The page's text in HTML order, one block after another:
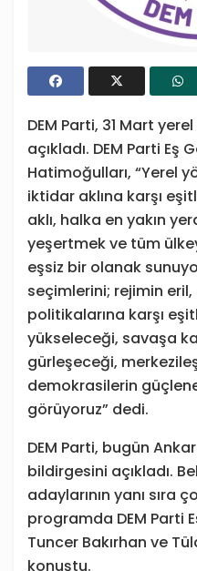
DEM Parti, 31 Mart
açıkladı. DEM Parti Eş
Hatimoğulları, “Yerel
iktidar aklına karşı
aklı, halka en yakın
yeşertmek ve tüm
eşsiz bir olanak
seçimlerini; rejimin eril,
politikalarına karşı
yükseleceği, savaşa
gürleşeceği,
demokrasilerin
görüyoruz” dedi.
DEM Parti, bugün
bildirgesini açıkladı.
adaylarının yanı sıra
programda DEM Parti
Tuncer Bakırhan ve
konuştu.